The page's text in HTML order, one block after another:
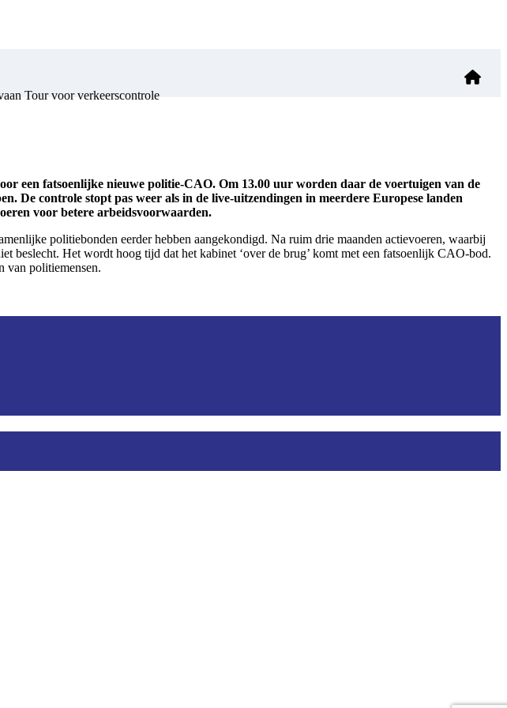
Tour voor verkeerscontrole
een fatsoenlijke nieuwe politie-CAO. Om 13.00 uur worden daar de voertuigen van de
De controle stopt pas weer als in de live-uitzendingen in meerdere Europese landen
voor betere arbeidsvoorwaarden.
politiebonden eerder hebben aangekondigd. Na ruim drie maanden actievoeren, waarbij
Het wordt hoog tijd dat het kabinet ‘over de brug’ komt met een fatsoenlijk CAO-bod.
van politiemensen.